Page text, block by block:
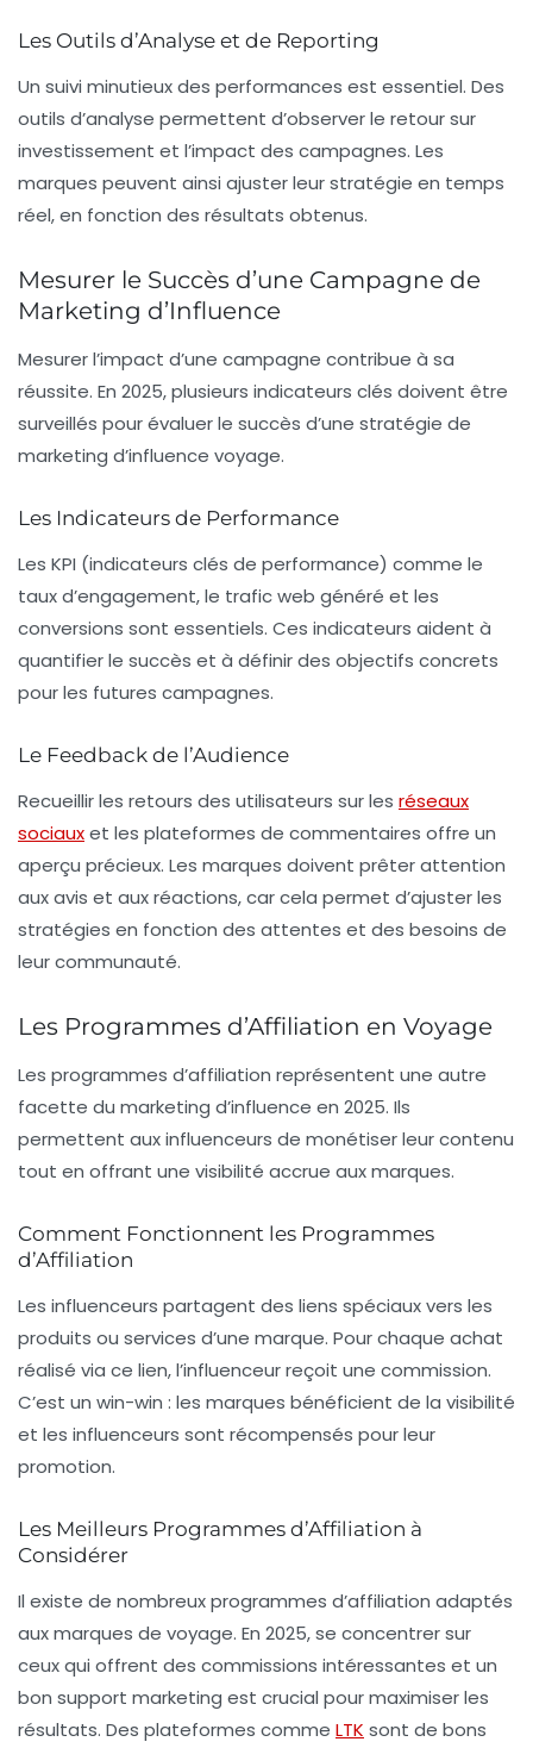
Les Outils d’Analyse et de Reporting
Un suivi minutieux des performances est essentiel. Des
outils d’analyse permettent d’observer le retour sur
investissement et l’impact des campagnes. Les
marques peuvent ainsi ajuster leur stratégie en temps
réel, en fonction des résultats obtenus.
Mesurer le Succès d’une Campagne de
Marketing d’Influence
Mesurer l’impact d’une campagne contribue à sa
réussite. En 2025, plusieurs indicateurs clés doivent être
surveillés pour évaluer le succès d’une stratégie de
marketing d’influence voyage.
Les Indicateurs de Performance
Les KPI (indicateurs clés de performance) comme le
taux d’engagement, le trafic web généré et les
conversions sont essentiels. Ces indicateurs aident à
quantifier le succès et à définir des objectifs concrets
pour les futures campagnes.
Le Feedback de l’Audience
Recueillir les retours des utilisateurs sur les réseaux
sociauxet les plateformes de commentaires offre un
aperçu précieux. Les marques doivent prêter attention
aux avis et aux réactions, car cela permet d’ajuster les
stratégies en fonction des attentes et des besoins de
leur communauté.
Les Programmes d’Affiliation en Voyage
Les programmes d’affiliation représentent une autre
facette du marketing d’influence en 2025. Ils
permettent aux influenceurs de monétiser leur contenu
tout en offrant une visibilité accrue aux marques.
Comment Fonctionnent les Programmes
d’Affiliation
Les influenceurs partagent des liens spéciaux vers les
produits ou services d’une marque. Pour chaque achat
réalisé via ce lien, l’influenceur reçoit une commission.
C’est un win-win : les marques bénéficient de la visibilité
et les influenceurs sont récompensés pour leur
promotion.
Les Meilleurs Programmes d’Affiliation à
Considérer
Il existe de nombreux programmes d’affiliation adaptés
aux marques de voyage. En 2025, se concentrer sur
ceux qui offrent des commissions intéressantes et un
bon support marketing est crucial pour maximiser les
résultats. Des plateformes comme LTK sont de bons